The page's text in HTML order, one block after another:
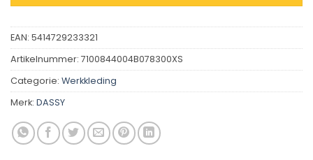
EAN: 5414729233321
Artikelnummer: 7100844004B078300XS
Categorie: Werkkleding
Merk: DASSY